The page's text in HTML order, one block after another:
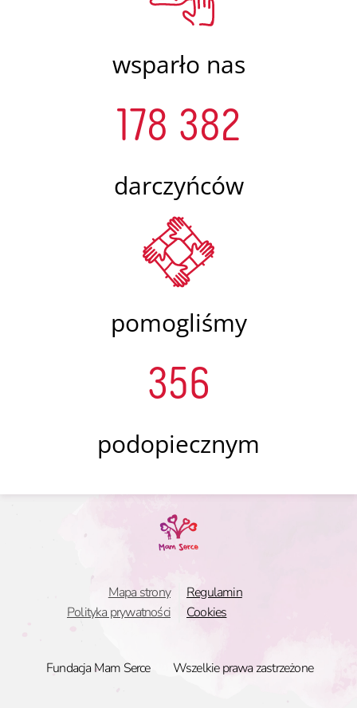
wsparło nas
178 382
darczyńców
pomogliśmy
356
podopiecznym
Mapa strony
Polityka prywatności
Regulamin
Cookies
Fundacja Mam Serce Wszelkie prawa zastrzeżone